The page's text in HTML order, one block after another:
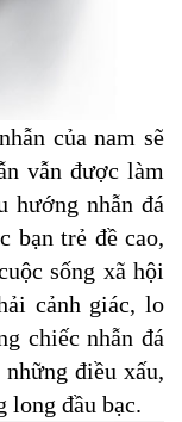
của nam sẽ
vẫn được làm
hướng nhẫn đá
bạn trẻ đề cao,
sống xã hội
cảnh giác, lo
chiếc nhẫn đá
điều xấu,
long đầu bạc.